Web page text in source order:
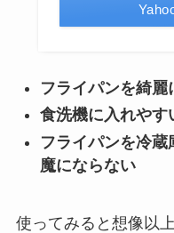
フライパンを綺麗
食洗機に入れやす
フライパンを冷
魔にならない
使ってみると想像以